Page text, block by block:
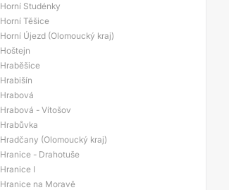
Horní Studénky
Horní Těšice
Horní Újezd (Olomoucký kraj)
Hoštejn
Hraběšice
Hrabišín
Hrabová
Hrabová - Vítošov
Hrabůvka
Hradčany (Olomoucký kraj)
Hranice - Drahotuše
Hranice I
Hranice na Moravě